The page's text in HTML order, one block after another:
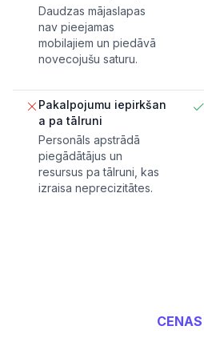
Daudzas mājaslapas
nav pieejamas
mobilajiem un piedāvā
novecojušu saturu.
Pakalpojumu iepirkšan
a pa tālruni
Personāls apstrādā
piegādātājus un
resursus pa tālruni, kas
izraisa neprecizitātes.
CENAS